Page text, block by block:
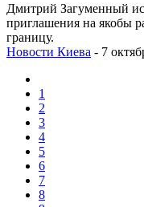
Дмитрий Загуменный
приглашения на якобы
границу.
Новости Киева - 7
1
2
3
4
5
6
7
8